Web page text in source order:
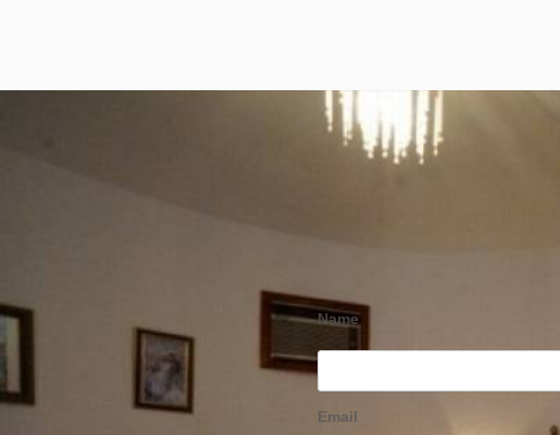
Name
Email